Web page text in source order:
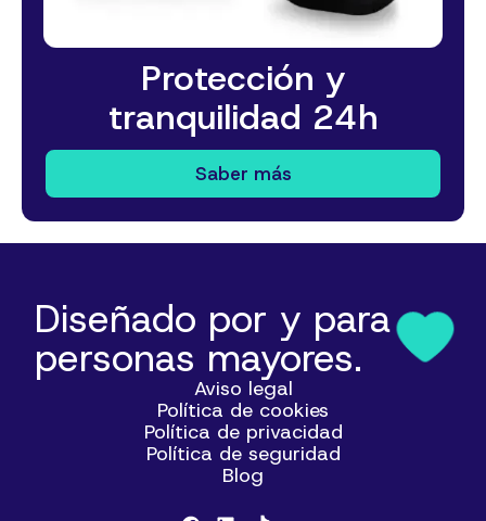
Protección y
tranquilidad 24h
Saber más
Diseñado por y para
personas mayores.
Aviso legal
Política de cookies
Política de privacidad
Política de seguridad
Blog